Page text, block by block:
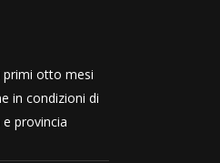
primi otto mesi
in condizioni di
provincia